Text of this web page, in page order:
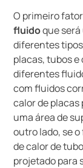
O primeiro
fluidoque
diferentes
placas, tubos e
diferentes
com fluidos
calor de placas
uma área de
outro lado, se
de calor de
projetado para